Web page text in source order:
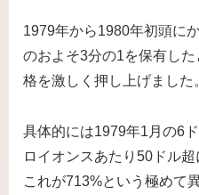
1979年から1980年初頭に
のおよそ3分の1を保有し
格を激しく押し上げました
具体的には1979年1月の6
ロイオンスあたり50ドル
これが713%という極めて